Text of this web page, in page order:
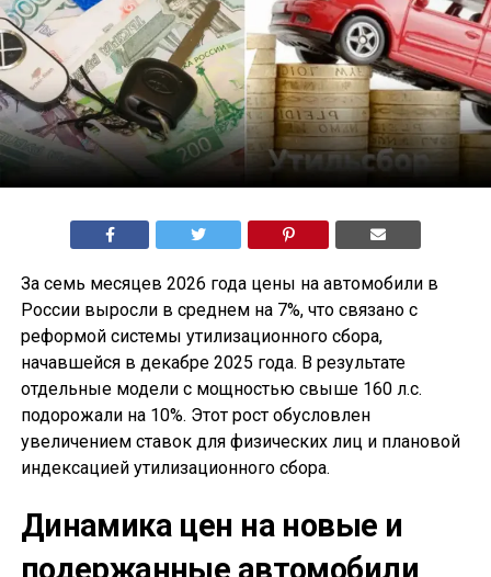
За семь месяцев 2026 года цены на автомобили в
России выросли в среднем на 7%, что связано с
реформой системы утилизационного сбора,
начавшейся в декабре 2025 года. В результате
отдельные модели с мощностью свыше 160 л.с.
подорожали на 10%. Этот рост обусловлен
увеличением ставок для физических лиц и плановой
индексацией утилизационного сбора.
Динамика цен на новые и